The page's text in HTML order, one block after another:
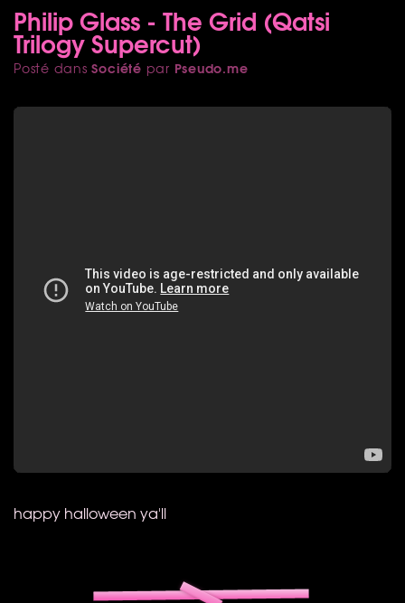
Philip Glass - The Grid (Qatsi
Trilogy Supercut)
Posté dansSociété par Pseudo.me
happy halloween ya'll